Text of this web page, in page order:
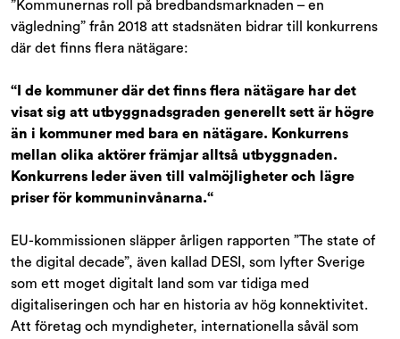
”Kommunernas roll på bredbandsmarknaden – en
vägledning” från 2018 att stadsnäten bidrar till konkurrens
där det finns flera nätägare:
“I de kommuner där det finns flera nätägare har det
visat sig att utbyggnadsgraden generellt sett är högre
än i kommuner med bara en nätägare. Konkurrens
mellan olika aktörer främjar alltså utbyggnaden.
Konkurrens leder även till valmöjligheter och lägre
priser för kommuninvånarna.“
EU-kommissionen släpper årligen rapporten ”The state of
the digital decade”, även kallad DESI, som lyfter Sverige
som ett moget digitalt land som var tidiga med
digitaliseringen och har en historia av hög konnektivitet.
Att företag och myndigheter, internationella såväl som